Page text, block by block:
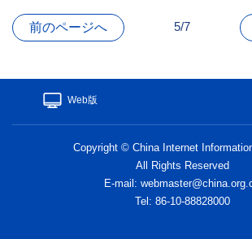
前のページへ 5/7
Web版
Copyright © China Internet
All Rights Reserved
E-mail:
Tel: 86-10-88828000